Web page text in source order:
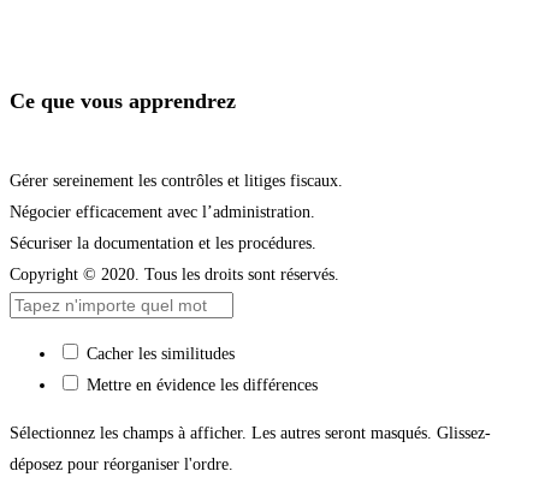
Ce que vous apprendrez
Gérer sereinement les contrôles et litiges fiscaux.
Négocier efficacement avec l’administration.
Sécuriser la documentation et les procédures.
Copyright © 2020. Tous les droits sont réservés.
Cacher les similitudes
Mettre en évidence les différences
Sélectionnez les champs à afficher. Les autres seront masqués. Glissez-
déposez pour réorganiser l'ordre.